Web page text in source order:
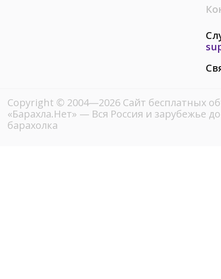
Copyright © 2004—2026 Сайт бесплатных
«Барахла.Нет» — Вся Россия и зарубежье
барахолка